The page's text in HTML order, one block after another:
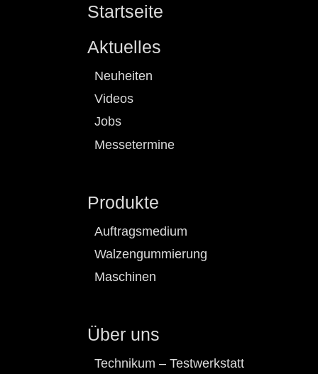
Startseite
Aktuelles
Neuheiten
Videos
Jobs
Messetermine
Produkte
Auftragsmedium
Walzengummierung
Maschinen
Über uns
Technikum – Testwerkstatt